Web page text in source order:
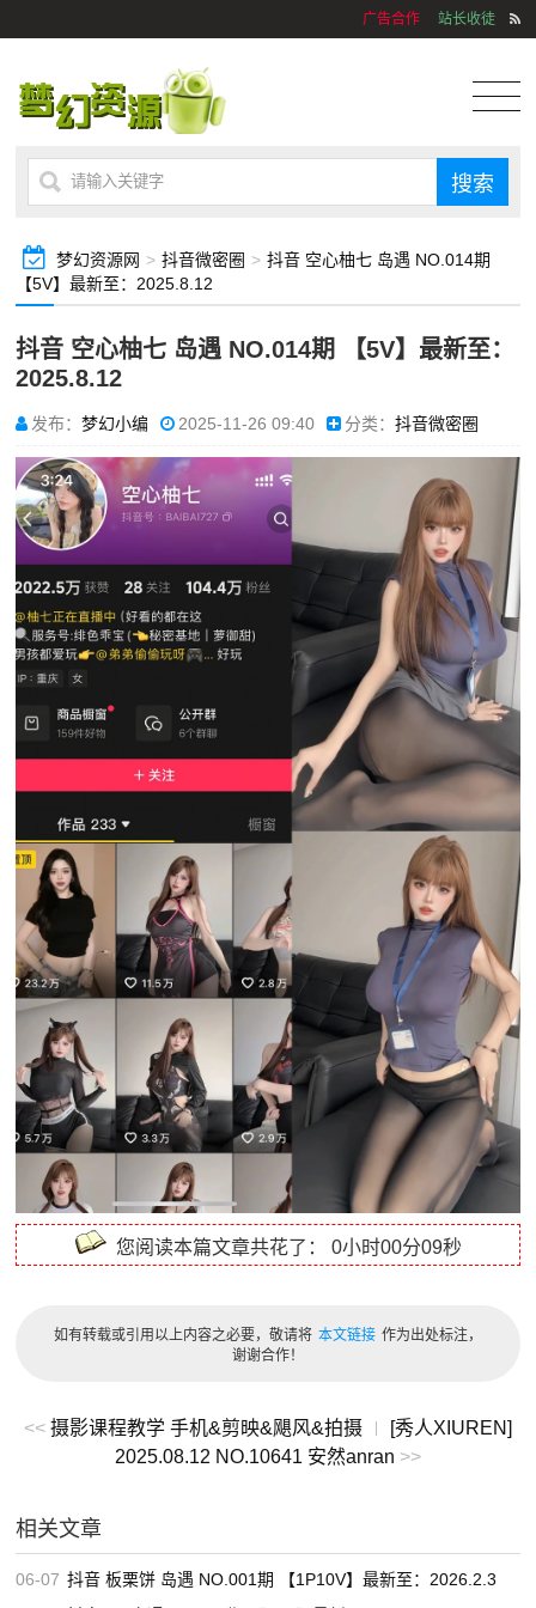
广告合作 站长收徒
梦幻资源网 > 抖音微密圈 > 抖音 空心柚七 岛遇 NO.014期
【5V】最新至：2025.8.12
抖音 空心柚七 岛遇 NO.014期 【5V】最新至：
2025.8.12
发布：梦幻小编 2025-11-26 09:40 分类：抖音微密圈
您阅读本篇文章共花了： 0小时00分09秒
如有转载或引用以上内容之必要，敬请将 本文链接 作为出处标注，
谢谢合作！
<< 摄影课程教学 手机&剪映&飓风&拍摄
[秀人XIUREN]
2025.08.12 NO.10641 安然anran >>
相关文章
06-07 抖音 板栗饼 岛遇 NO.001期 【1P10V】最新至：2026.2.3